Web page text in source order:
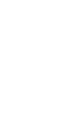
เทศกัมพูชา ซึ่
ป็นทางการ ซึ่